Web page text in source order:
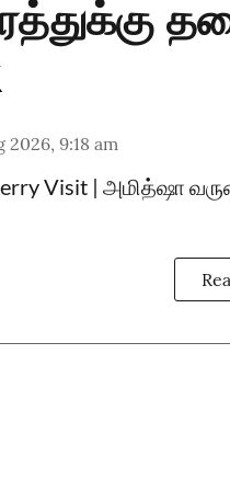
2026, 9:18 am
Visit | அமித்ஷா